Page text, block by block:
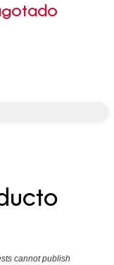
cannot publish